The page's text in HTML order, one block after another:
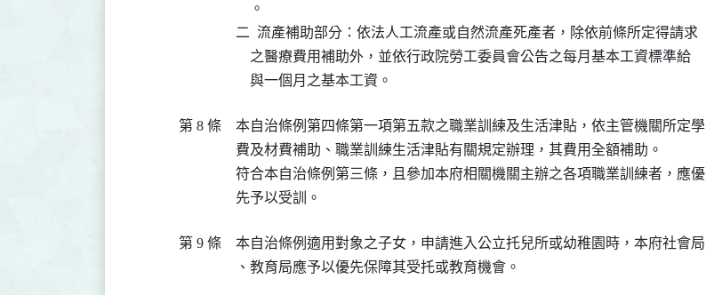
    。
二  流產補助部分：依法人工流產或自然流產死產者，除依前條所定得請求
    之醫療費用補助外，並依行政院勞工委員會公告之每月基本工資標準給
    與一個月之基本工資。
第 8 條
本自治條例第四條第一項第五款之職業訓練及生活津貼，依主管機關所定學
費及材費補助、職業訓練生活津貼有關規定辦理，其費用全額補助。
符合本自治條例第三條，且參加本府相關機關主辦之各項職業訓練者，應優
先予以受訓。
第 9 條
本自治條例適用對象之子女，申請進入公立托兒所或幼稚園時，本府社會局
、教育局應予以優先保障其受托或教育機會。